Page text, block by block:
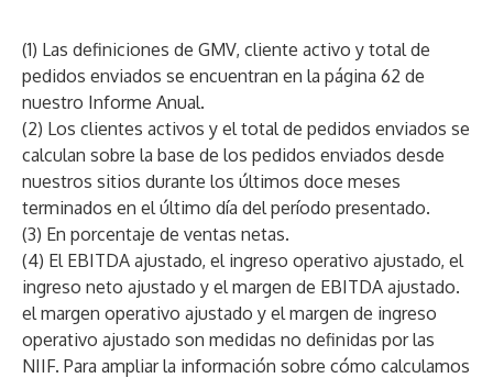
(1) Las definiciones de GMV, cliente activo y total de
pedidos enviados se encuentran en la página 62 de
nuestro Informe Anual.
(2) Los clientes activos y el total de pedidos enviados se
calculan sobre la base de los pedidos enviados desde
nuestros sitios durante los últimos doce meses
terminados en el último día del período presentado.
(3) En porcentaje de ventas netas.
(4) El EBITDA ajustado, el ingreso operativo ajustado, el
ingreso neto ajustado y el margen de EBITDA ajustado.
el margen operativo ajustado y el margen de ingreso
operativo ajustado son medidas no definidas por las
NIIF. Para ampliar la información sobre cómo calculamos